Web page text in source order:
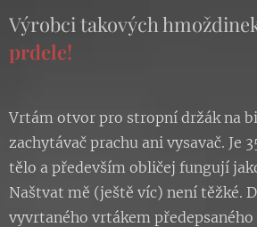
Výrobci takových
prdele!
Vrtám otvor pro stropní držák na
zachytávač prachu ani vysavač. Je
tělo a především obličej fungují
Naštvat mě (ještě víc) není těžké.
vyvrtaného vrtákem